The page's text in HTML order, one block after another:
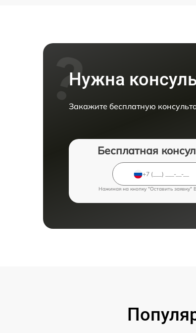
Нужна
Закажите бесплатную
Бесплатная
Нажимая на кнопку "Оставить заявку"